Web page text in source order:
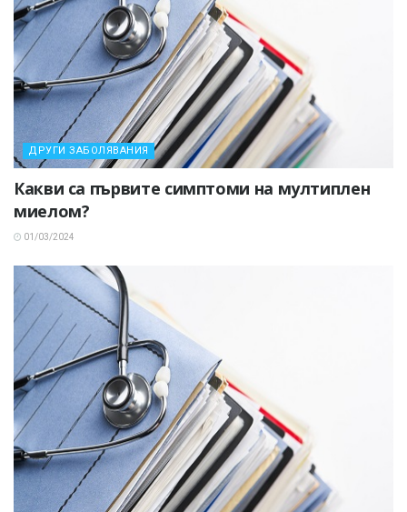
ДРУГИ ЗАБОЛЯВАНИЯ
Какви са първите симптоми на мултиплен
миелом?
01/03/2024